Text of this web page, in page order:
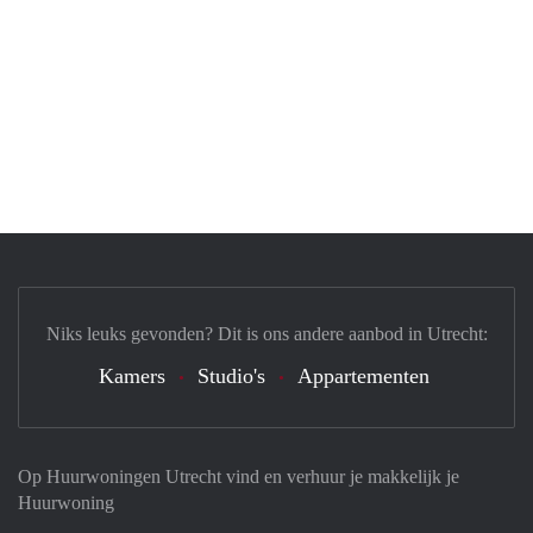
Op Huurwoningen Utrecht vind en verhuur je makkelijk je
Huurwoning
Niks leuks gevonden? Dit is ons andere aanbod in Utrecht:
Kamers Studio's Appartementen